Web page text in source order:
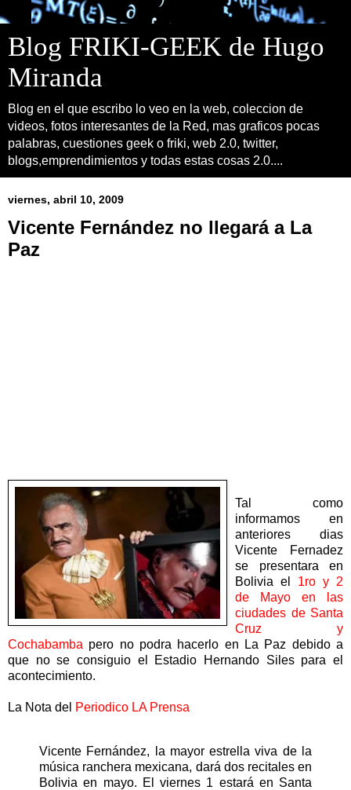
Blog FRIKI-GEEK de Hugo
Miranda
Blog en el que escribo lo veo en la web, coleccion de
videos, fotos interesantes de la Red, mas graficos pocas
palabras, cuestiones geek o friki, web 2.0, twitter,
blogs,emprendimientos y todas estas cosas 2.0....
viernes, abril 10, 2009
Vicente Fernández no llegará a La
Paz
Tal como
informamos en
anteriores dias
Vicente Fernadez
se presentara en
Bolivia el 1ro y 2
de Mayo en las
ciudades de Santa
Cruz y
Cochabamba pero no podra hacerlo en La Paz debido a
que no se consiguio el Estadio Hernando Siles para el
acontecimiento.
La Nota del Periodico LA Prensa
Vicente Fernández, la mayor estrella viva de la
música ranchera mexicana, dará dos recitales en
Bolivia en mayo. El viernes 1 estará en Santa